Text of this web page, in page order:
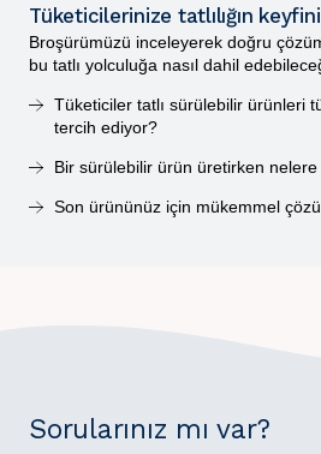
Tüketicilerinize tatlılığın
Broşürümüzü inceleyerek doğru
bu tatlı yolculuğa nasıl dahil
Tüketiciler tatlı sürülebilir ürünleri
tercih ediyor?
Bir sürülebilir ürün üretirken
Son ürününüz için mükemmel
Sorularınız mı var?